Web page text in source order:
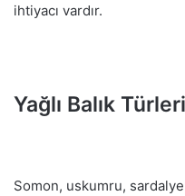
ihtiyacı vardır.
Yağlı Balık Türleri
Somon, uskumru,